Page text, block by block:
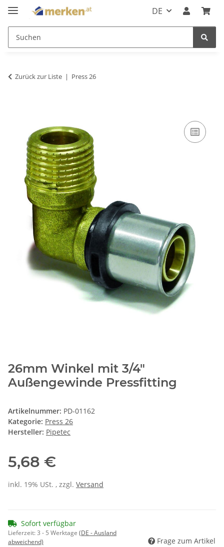
DE
Zurück zur Liste Press 26
26mm Winkel mit 3/4"
Außengewinde Pressfitting
Artikelnummer: PD-01162
Kategorie: Press 26
Hersteller: Pipetec
5,68 €
inkl. 19% USt. , zzgl. Versand
Sofort verfügbar
Lieferzeit:3 - 5 Werktage (DE - Ausland
abweichend)
Frage zum Artikel